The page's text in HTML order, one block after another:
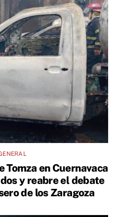
Tomza en Cuernavaca
y reabre el debate
de los Zaragoza